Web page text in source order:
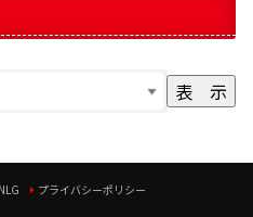
プライバシーポリシー